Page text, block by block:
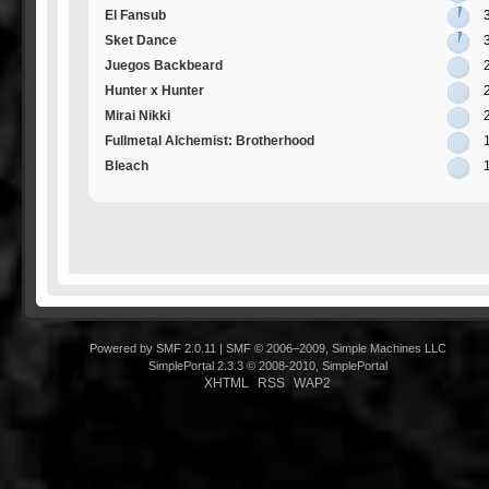
El Fansub
Sket Dance
Juegos Backbeard
Hunter x Hunter
Mirai Nikki
Fullmetal Alchemist: Brotherhood
Bleach
Powered by SMF 2.0.11
SMF © 2006–2009, Simple Machines LLC
SimplePortal 2.3.3 © 2008-2010, SimplePortal
XHTML RSS WAP2